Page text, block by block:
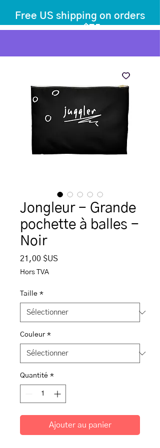
Free US shipping on orders
over $75
Jongleur - Grande
pochette à balles -
Noir
21,00 $US
Hors TVA
Taille *
Couleur *
Quantité *
Ajouter au panier